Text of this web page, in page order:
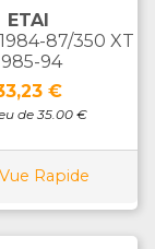
ETAI
87/350 XT
94
€
de 35.00 €
Vue Rapide